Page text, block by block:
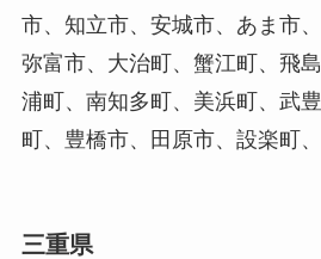
市、知立市、安城市、あま市
弥富市、大治町、蟹江町、飛
浦町、南知多町、美浜町、武
町、豊橋市、田原市、設楽町
三重県